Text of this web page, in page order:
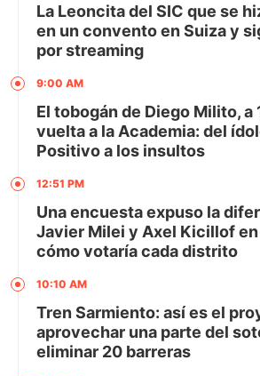
La Leoncita del SIC que se
en un convento en Suiza y
por streaming
9:00 AM
El tobogán de Diego Milito, a
vuelta a la Academia: del
Positivo a los insultos
12:51 PM
Una encuesta expuso la
Javier Milei y Axel Kicillof
cómo votaría cada distrito
10:10 AM
Tren Sarmiento: así es el
aprovechar una parte del
eliminar 20 barreras